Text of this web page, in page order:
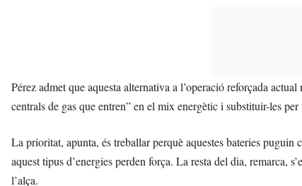
Pérez admet que aquesta alternativa a l’operació reforçada
centrals de gas que entren” en el mix energètic i substituir-les
La prioritat, apunta, és treballar perquè aquestes bateries puguin
aquest tipus d’energies perden força. La resta del dia, remarca,
l’alça.